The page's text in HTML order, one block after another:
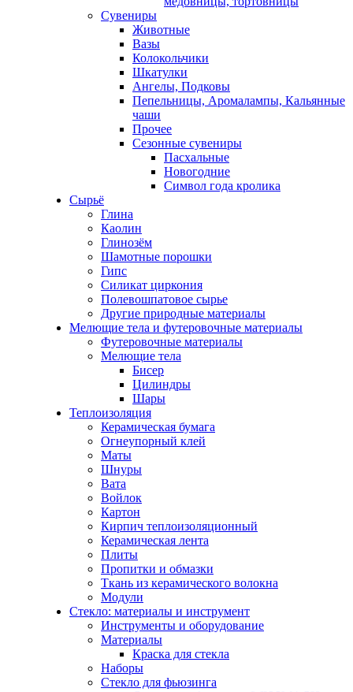
Сувениры
Животные
Вазы
Колокольчики
Шкатулки
Ангелы, Подковы
Пепельницы, Аромалампы, Кальянные
чаши
Прочее
Сезонные сувениры
Пасхальные
Новогодние
Символ года кролика
Сырьё
Глина
Каолин
Глинозём
Шамотные порошки
Гипс
Силикат циркония
Полевошпатовое сырье
Другие природные материалы
Мелющие тела и футеровочные материалы
Футеровочные материалы
Мелющие тела
Бисер
Цилиндры
Шары
Теплоизоляция
Керамическая бумага
Огнеупорный клей
Маты
Шнуры
Вата
Войлок
Картон
Кирпич теплоизоляционный
Керамическая лента
Плиты
Пропитки и обмазки
Ткань из керамического волокна
Модули
Стекло: материалы и инструмент
Инструменты и оборудование
Материалы
Краска для стекла
Наборы
Стекло для фьюзинга